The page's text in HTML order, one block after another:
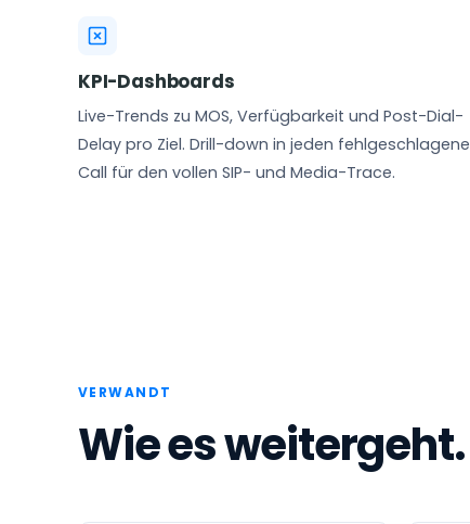
KPI-Dashboards
Live-Trends zu MOS, Verfügbarkeit und Post-Dial-
Delay pro Ziel. Drill-down in jeden
Call für den vollen SIP- und Media-Trace.
VERWANDT
Wie es weitergeht.